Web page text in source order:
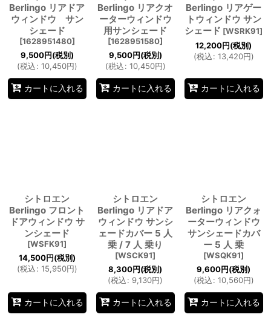
Berlingo リアドア
ウィンドウ サン
シェード
[1628951480]
9,500円(税別)
(税込: 10,450円)
カートに入れる
Berlingo リアクオ
ーターウィンドウ
用サンシェード
[1628951580]
9,500円(税別)
(税込: 10,450円)
カートに入れる
Berlingo リアゲー
トウィンドウ サン
シェード [WSRK91]
12,200円(税別)
(税込: 13,420円)
カートに入れる
シトロエン
Berlingo フロント
ドアウィンドウ サ
ンシェード
[WSFK91]
14,500円(税別)
(税込: 15,950円)
カートに入れる
シトロエン
Berlingo リアドア
ウィンドウ サンシ
ェードカバー 5 人
乗 / 7 人 乗り
[WSCK91]
8,300円(税別)
(税込: 9,130円)
カートに入れる
シトロエン
Berlingo リアクォ
ーターウィンドウ
サンシェードカバ
ー 5 人 乗
[WSQK91]
9,600円(税別)
(税込: 10,560円)
カートに入れる